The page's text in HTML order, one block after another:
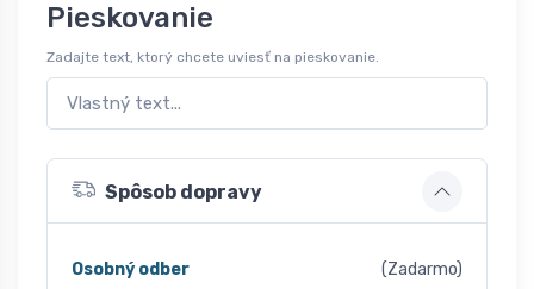
Pieskovanie
Zadajte text, ktorý chcete uviesť na pieskovanie.
Spôsob dopravy
Osobný odber (Zadarmo)